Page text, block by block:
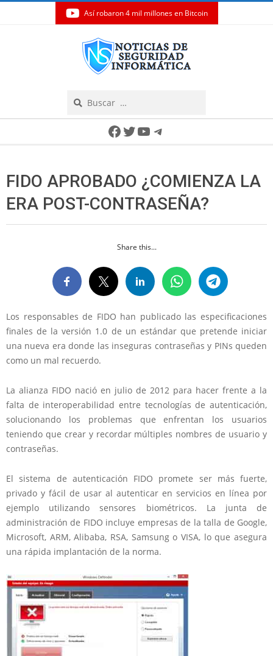
Así robaron 4 mil millones en Bitcoin
Facebook
Twitter
YouTube
Telegram
FIDO APROBADO ¿COMIENZA LA
ERA POST-CONTRASEÑA?
Share this...
Los responsables de FIDO han publicado las especificaciones
finales de la versión 1.0 de un estándar que pretende iniciar
una nueva era donde las inseguras contraseñas y PINs queden
como un mal recuerdo.
La alianza FIDO nació en julio de 2012 para hacer frente a la
falta de interoperabilidad entre tecnologías de autenticación,
solucionando los problemas que enfrentan los usuarios
teniendo que crear y recordar múltiples nombres de usuario y
contraseñas.
El sistema de autenticación FIDO promete ser más fuerte,
privado y fácil de usar al autenticar en servicios en línea por
ejemplo utilizando sensores biométricos. La junta de
administración de FIDO incluye empresas de la talla de Google,
Microsoft, ARM, Alibaba, RSA, Samsung o VISA, lo que asegura
una rápida implantación de la norma.